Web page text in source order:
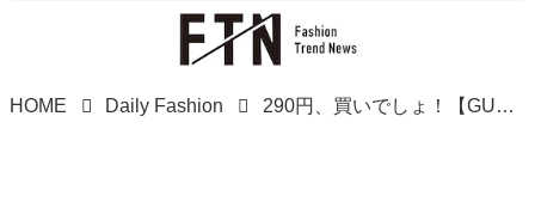
HOME Daily Fashion 290円、買いでしょ！【GU】全色欲しい「カラーソックス」！